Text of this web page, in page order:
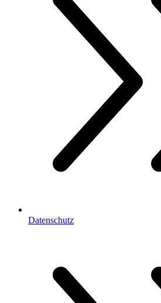
Datenschutz